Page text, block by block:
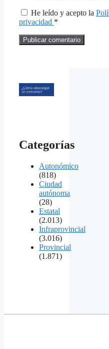
He leído y acepto la
privacidad *
Categorías
Autonómico
(818)
Ciudad
autónoma
(28)
Estatal
(2.013)
Infraprovincial
(3.016)
Provincial
(1.871)